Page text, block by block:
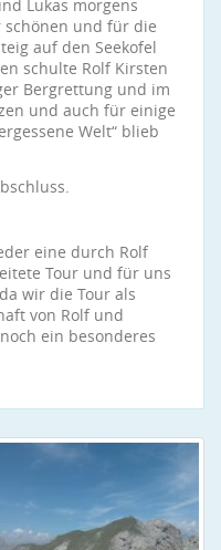
Lukas morgens
schönen und für die
auf den Seekofel
schulte Rolf Kirsten
Bergrettung und im
und auch für einige
Welt“ blieb
eine durch Rolf
Tour und für uns
wir die Tour als
von Rolf und
ein besonderes